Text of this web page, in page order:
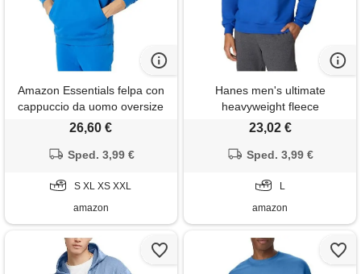
Amazon Essentials felpa con
cappuccio da uomo oversize
(disponibile nelle taglie big &
26,60 €
Sped. 3,99 €
S XL XS XXL
amazon
Hanes men's ultimate
heavyweight fleece
sweatshirt, deep royal, large
23,02 €
Sped. 3,99 €
L
amazon